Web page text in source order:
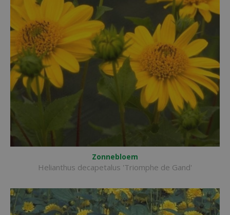
Zonnebloem
Helianthus decapetalus 'Triomphe de Gand'